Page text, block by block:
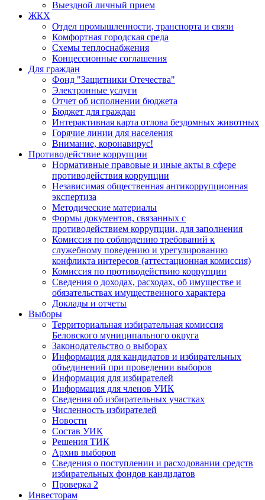
Выездной личный прием
ЖКХ
Отдел промышленности, транспорта и связи
Комфортная городская среда
Схемы теплоснабжения
Концессионные соглашения
Для граждан
Фонд "Защитники Отечества"
Электронные услуги
Отчет об исполнении бюджета
Бюджет для граждан
Интерактивная карта отлова бездомных животных
Горячие линии для населения
Внимание, коронавирус!
Противодействие коррупции
Нормативные правовые и иные акты в сфере
противодействия коррупции
Независимая общественная антикоррупционная
экспертиза
Методические материалы
Формы документов, связанных с
противодействием коррупции, для заполнения
Комиссия по соблюдению требований к
служебному поведению и урегулированию
конфликта интересов (аттестационная комиссия)
Комиссия по противодействию коррупции
Сведения о доходах, расходах, об имуществе и
обязательствах имущественного характера
Доклады и отчеты
Выборы
Территориальная избирательная комиссия
Беловского муниципального округа
Законодательство о выборах
Информация для кандидатов и избирательных
объединений при проведении выборов
Информация для избирателей
Информация для членов УИК
Сведения об избирательных участках
Численность избирателей
Новости
Состав УИК
Решения ТИК
Архив выборов
Сведения о поступлении и расходовании средств
избирательных фондов кандидатов
Проверка 2
Инвесторам